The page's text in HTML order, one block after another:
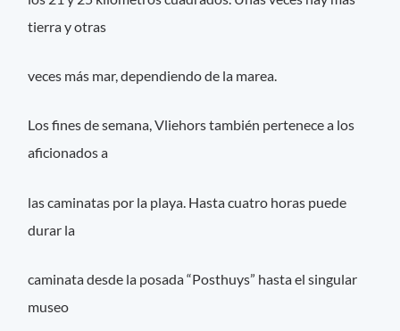
tierra y otras
veces más mar, dependiendo de la marea.
Los fines de semana, Vliehors también pertenece a los
aficionados a
las caminatas por la playa. Hasta cuatro horas puede
durar la
caminata desde la posada “Posthuys” hasta el singular
museo